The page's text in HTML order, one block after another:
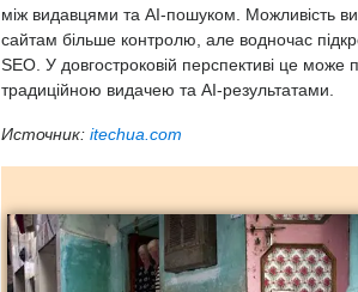
між видавцями та AI-пошуком. Можливість
сайтам більше контролю, але водночас
SEO. У довгостроковій перспективі це може
традиційною видачею та AI-результатами.
Источник: itechua.com